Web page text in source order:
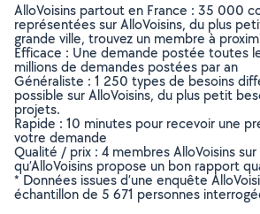
AlloVoisins partout en France : 35 000
représentées sur AlloVoisins, du plus
grande ville, trouvez un membre à
Efficace : Une demande postée toutes
millions de demandes postées par an
Généraliste : 1 250 types de besoins
possible sur AlloVoisins, du plus petit
projets.
Rapide : 10 minutes pour recevoir une
votre demande
Qualité / prix : 4 membres AlloVoisins
qu’AlloVoisins propose un bon rapport
* Données issues d’une enquête
échantillon de 5 671 personnes